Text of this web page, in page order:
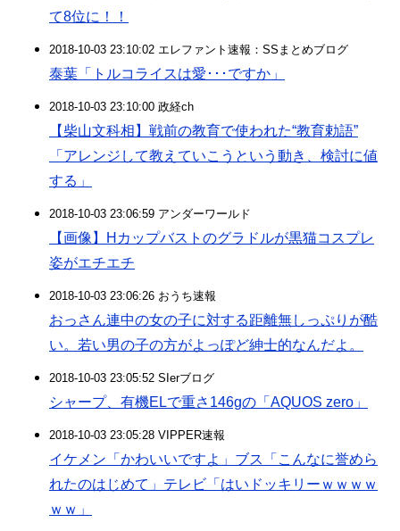
て8位に！！
2018-10-03 23:10:02 エレファント速報：SSまとめブログ
泰葉「トルコライスは愛･･･ですか」
2018-10-03 23:10:00 政経ch
【柴山文科相】戦前の教育で使われた“教育勅語”
「アレンジして教えていこうという動き、検討に値
する」
2018-10-03 23:06:59 アンダーワールド
【画像】Hカップバストのグラドルが黒猫コスプレ
姿がエチエチ
2018-10-03 23:06:26 おうち速報
おっさん連中の女の子に対する距離無しっぷりが酷
い。若い男の子の方がよっぽど紳士的なんだよ。
2018-10-03 23:05:52 SIerブログ
シャープ、有機ELで重さ146gの「AQUOS zero」
2018-10-03 23:05:28 VIPPER速報
イケメン「かわいいですよ」ブス「こんなに誉めら
れたのはじめて」テレビ「はいドッキリーｗｗｗｗ
ｗｗ」